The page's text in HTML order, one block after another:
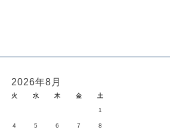
2026年8月
火 水 木 金 土
1
4 5 6 7 8